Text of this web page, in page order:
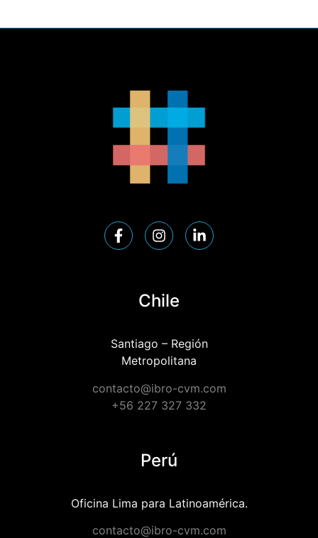
Chile
Santiago – Región
Metropolitana
contacto@ibro-cvm.com
+56 227 327 332
Perú
Oficina Lima para Latinoamérica.
contacto@ibro-cvm.com